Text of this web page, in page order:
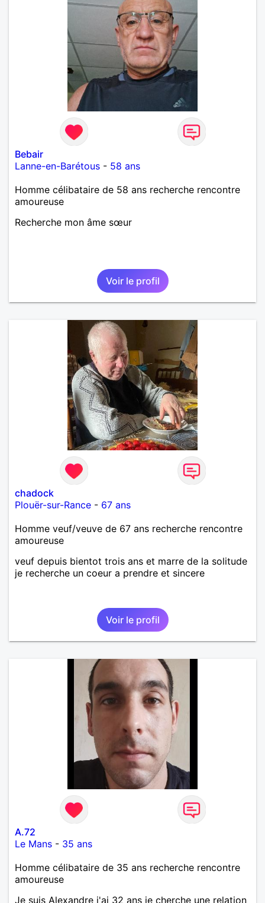
Bebair
Lanne-en-Barétous - 58 ans
Homme célibataire de 58 ans recherche rencontre
amoureuse
Recherche mon âme sœur
Voir le profil
chadock
Plouër-sur-Rance - 67 ans
Homme veuf/veuve de 67 ans recherche rencontre
amoureuse
veuf depuis bientot trois ans et marre de la solitude
je recherche un coeur a prendre et sincere
Voir le profil
A.72
Le Mans - 35 ans
Homme célibataire de 35 ans recherche rencontre
amoureuse
Je suis Alexandre j'ai 32 ans je cherche une relation